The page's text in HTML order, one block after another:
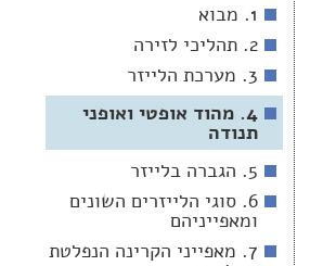
1. מבוא
2. תהליכי לזירה
3. מערכת הלייזר
4. מהוד אופטי ואופני
תנודה
5. הגברה בלייזר
6. סוגי הלייזרים השונים
ומאפייניהם
7. מאפייני הקרינה הנפלטת